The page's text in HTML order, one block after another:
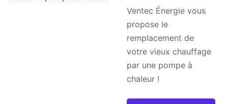
Ventec Énergie vous
propose le
remplacement de
votre vieux chauffage
par une pompe à
chaleur !